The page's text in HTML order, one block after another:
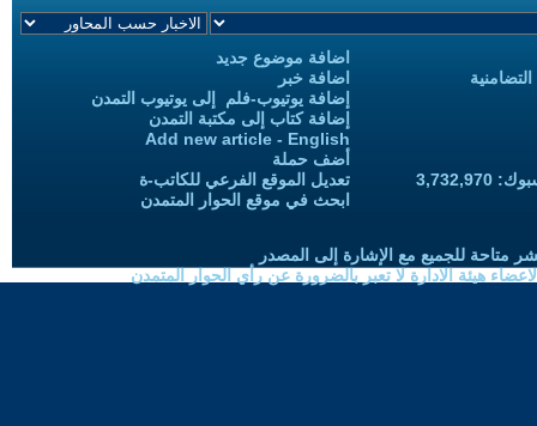
اضافة موضوع جديد
اضافة خبر
إضافة يوتيوب-فلم إلى يوتيوب التمدن
إضافة كتاب إلى مكتبة التمدن
Add new article - English
أضف حملة
تعديل الموقع الفرعي للكاتب-ة
ابحث في موقع الحوار المتمدن
متاحة للجميع مع الإشارة إلى المصدر
هيئة الادارة لا تعبر بالضرورة عن رأي الحوار المتمدن